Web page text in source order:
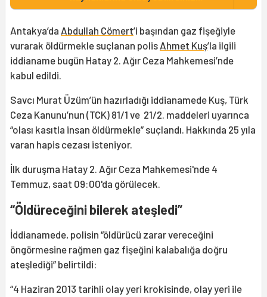
Antakya’da Abdullah Cömert’i başından gaz fişeğiyle
vurarak öldürmekle suçlanan polis Ahmet Kuş’la ilgili
iddianame bugün Hatay 2. Ağır Ceza Mahkemesi’nde
kabul edildi.
Savcı Murat Üzüm’ün hazırladığı iddianamede Kuş, Türk
Ceza Kanunu’nun (TCK) 81/1 ve 21/2. maddeleri uyarınca
“olası kasıtla insan öldürmekle” suçlandı. Hakkında 25 yıla
varan hapis cezası isteniyor.
İlk duruşma Hatay 2. Ağır Ceza Mahkemesi'nde 4
Temmuz, saat 09:00'da görülecek.
“Öldüreceğini bilerek ateşledi”
İddianamede, polisin “öldürücü zarar vereceğini
öngörmesine rağmen gaz fişeğini kalabalığa doğru
ateşlediği” belirtildi:
“4 Haziran 2013 tarihli olay yeri krokisinde, olay yeri ile